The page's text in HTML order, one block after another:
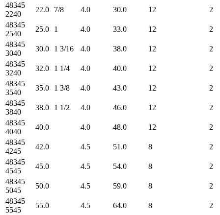
48345
2240
22.0 7/8 4.0 30.0 12
2
48345
2540
25.0 1 4.0 33.0 12
2
48345
3040
30.0 1 3/16 4.0 38.0 12
2
48345
3240
32.0 1 1/4 4.0 40.0 12
2
48345
3540
35.0 1 3/8 4.0 43.0 12
2
48345
3840
38.0 1 1/2 4.0 46.0 12
2
48345
4040
40.0 4.0 48.0 12
2
48345
4245
42.0 4.5 51.0 8
2
48345
4545
45.0 4.5 54.0 8
2
48345
5045
50.0 4.5 59.0 8
2
48345
5545
55.0 4.5 64.0 8
2